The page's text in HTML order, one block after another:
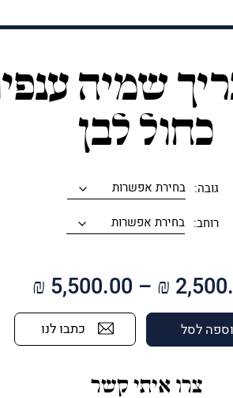
שמיה
כחול לבן
גובה:
רוחב:
₪
–
₪ 5,500.00 טווח
לסל כתבו לנו
צרו איתי קשר